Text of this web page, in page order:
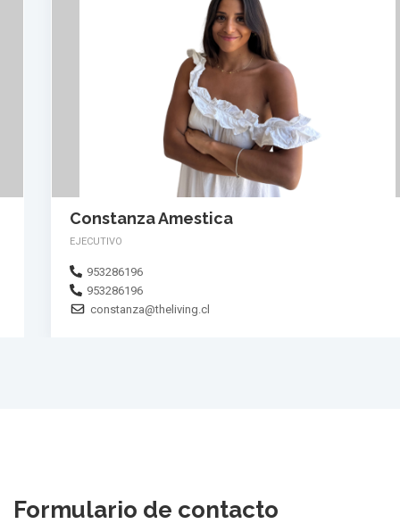
Constanza Amestica
EJECUTIVO
953286196
953286196
constanza@theliving.cl
Formulario de contacto